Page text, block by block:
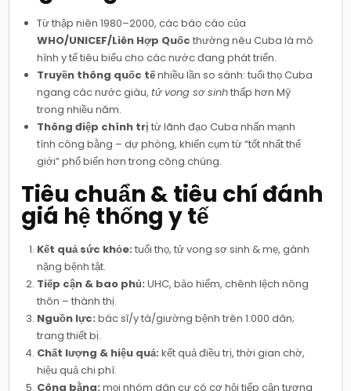
Từ thập niên 1980–2000, các báo cáo của
WHO/UNICEF/Liên Hợp Quốc thường nêu Cuba là mô
hình y tế tiêu biểu cho các nước đang phát triển.
Truyền thông quốc tếnhiều lần so sánh: tuổi thọ Cuba
ngang các nước giàu,tử vong sơ sinhthấp hơn Mỹ
trong nhiều năm.
Thông điệp chính trị từ lãnh đạo Cuba nhấn mạnh
tính công bằng – dự phòng, khiến cụm từ “tốt nhất thế
giới” phổ biến hơn trong công chúng.
Tiêu chuẩn & tiêu chí đánh
giá hệ thống y tế
Kết quả sức khỏe: tuổi thọ, tử vong sơ sinh & mẹ, gánh
nặng bệnh tật.
Tiếp cận & bao phủ: UHC, bảo hiểm, chênh lệch nông
thôn – thành thị.
Nguồn lực: bác sĩ/y tá/giường bệnh trên 1.000 dân;
trang thiết bị.
Chất lượng & hiệu quả: kết quả điều trị, thời gian chờ,
hiệu quả chi phí.
Công bằng: mọi nhóm dân cư có cơ hội tiếp cận tương